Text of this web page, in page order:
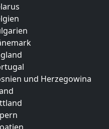
und Herzegowina